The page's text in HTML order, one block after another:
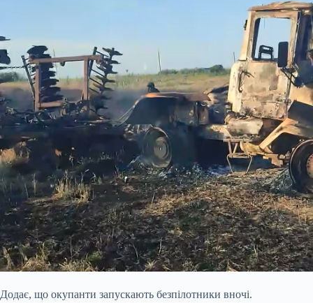
Додає, що окупанти запускають безпілотники вночі.